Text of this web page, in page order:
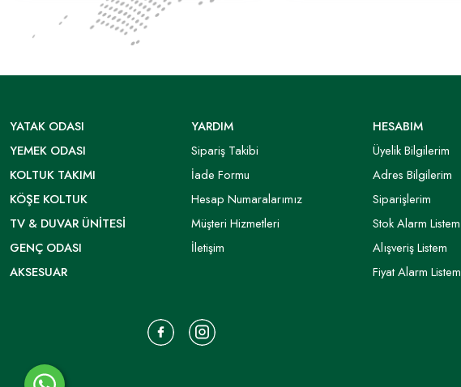
YATAK ODASI
YEMEK ODASI
KOLTUK TAKIMI
KÖŞE KOLTUK
TV & DUVAR ÜNITESI
GENÇ ODASI
AKSESUAR
YARDIM
Sipariş Takibi
İade Formu
Hesap Numaralarımız
Müşteri Hizmetleri
İletişim
HESABIM
Üyelik Bilgilerim
Adres Bilgilerim
Siparişlerim
Stok Alarm Listem
Alışveriş Listem
Fiyat Alarm Listem